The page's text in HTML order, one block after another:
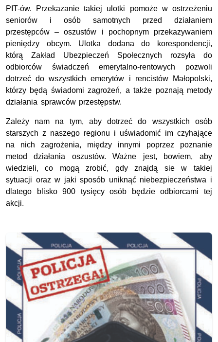
PIT-ów. Przekazanie takiej ulotki pomoże w ostrzeżeniu
seniorów i osób samotnych przed działaniem
przestępców – oszustów i pochopnym przekazywaniem
pieniędzy obcym. Ulotka dodana do korespondencji,
którą Zakład Ubezpieczeń Społecznych rozsyła do
odbiorców świadczeń emerytalno-rentowych pozwoli
dotrzeć do wszystkich emerytów i rencistów Małopolski,
którzy będą świadomi zagrożeń, a także poznają metody
działania sprawców przestępstw.
Zależy nam na tym, aby dotrzeć do wszystkich osób
starszych z naszego regionu i uświadomić im czyhające
na nich zagrożenia, między innymi poprzez poznanie
metod działania oszustów. Ważne jest, bowiem, aby
wiedzieli, co mogą zrobić, gdy znajdą sie w takiej
sytuacji oraz w jaki sposób uniknąć niebezpieczeństwa i
dlatego blisko 900 tysięcy osób będzie odbiorcami tej
akcji.